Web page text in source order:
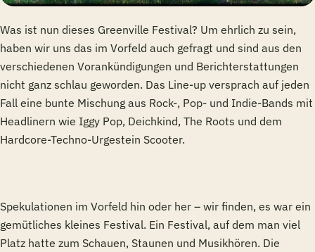
Was ist nun dieses Greenville Festival? Um ehrlich zu sein,
haben wir uns das im Vorfeld auch gefragt und sind aus den
verschiedenen Vorankündigungen und Berichterstattungen
nicht ganz schlau geworden. Das Line-up versprach auf jeden
Fall eine bunte Mischung aus Rock-, Pop- und Indie-Bands mit
Headlinern wie Iggy Pop, Deichkind, The Roots und dem
Hardcore-Techno-Urgestein Scooter.
Spekulationen im Vorfeld hin oder her – wir finden, es war ein
gemütliches kleines Festival. Ein Festival, auf dem man viel
Platz hatte zum Schauen, Staunen und Musikhören. Die